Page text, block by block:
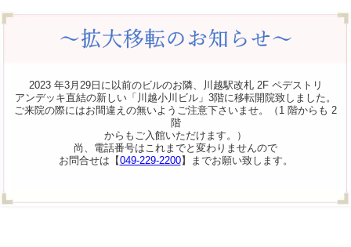
2023 年3月29日に以前のビルのお隣、川越駅改札 2F ペデストリ
アンデッキ直結の新しい「川越小川ビル」3階に移転開院致しました。
ご来院の際にはお間違えの無いようご注意下さいませ。（1 階からも 2
階
からもご入館いただけます。）
尚、電話番号はこれまでと変わりませんので
お問合せは【049-229-2200】までお願い致します。